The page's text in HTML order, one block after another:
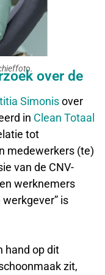
over de
Simonisover
in Clean Totaal
tot
medewerkers (te)
van de CNV-
werknemers
is
hand op dit
zit,